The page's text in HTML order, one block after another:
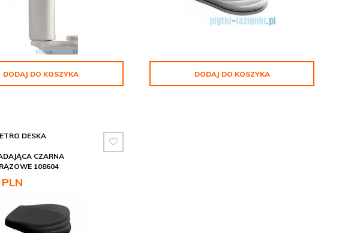
DODAJ DO KOSZYKA DODAJ DO KOSZYKA
DESKA
CZARNA
108604
PLN